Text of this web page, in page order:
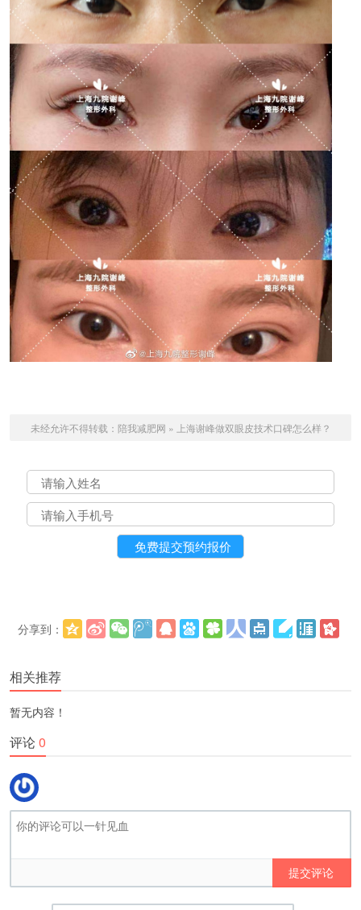
未经允许不得转载： 陪我减肥网 » 上海谢峰做双眼皮技术口碑怎么样？
分享到：
相关推荐
暂无内容！
评论0
提交评论